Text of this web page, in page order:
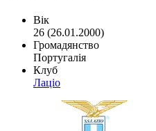
Вік
26 (26.01.2000)
Громадянство
Португалія
Клуб
Лаціо